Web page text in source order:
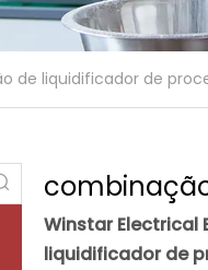
de liquidificador de
Winstar Electrical
liquidificador de